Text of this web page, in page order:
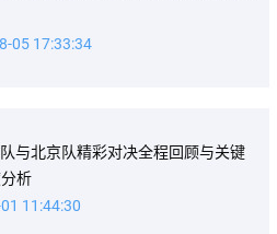
05 17:33:34
与北京队精彩对决全程回顾与关键
析
11:44:30